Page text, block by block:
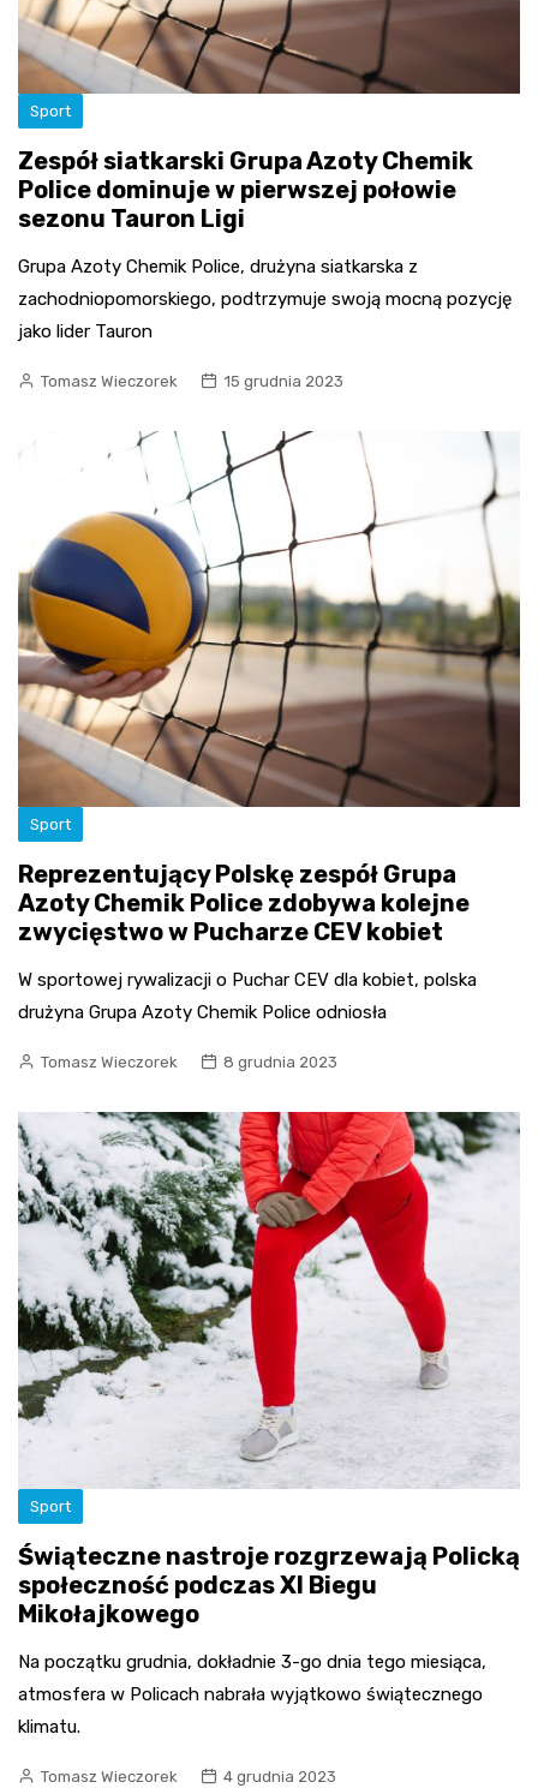
Sport
Zespół siatkarski Grupa Azoty Chemik
Police dominuje w pierwszej połowie
sezonu Tauron Ligi
Grupa Azoty Chemik Police, drużyna siatkarska z
zachodniopomorskiego, podtrzymuje swoją mocną pozycję
jako lider Tauron
Tomasz Wieczorek 15 grudnia 2023
Sport
Reprezentujący Polskę zespół Grupa
Azoty Chemik Police zdobywa kolejne
zwycięstwo w Pucharze CEV kobiet
W sportowej rywalizacji o Puchar CEV dla kobiet, polska
drużyna Grupa Azoty Chemik Police odniosła
Tomasz Wieczorek 8 grudnia 2023
Sport
Świąteczne nastroje rozgrzewają Policką
społeczność podczas XI Biegu
Mikołajkowego
Na początku grudnia, dokładnie 3-go dnia tego miesiąca,
atmosfera w Policach nabrała wyjątkowo świątecznego
klimatu.
Tomasz Wieczorek 4 grudnia 2023